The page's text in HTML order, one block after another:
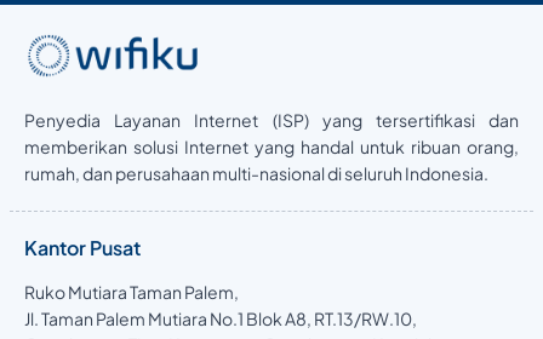
Penyedia Layanan Internet (ISP) yang tersertifikasi dan
memberikan solusi Internet yang handal untuk ribuan orang,
rumah, dan perusahaan multi-nasional di seluruh Indonesia.
Kantor Pusat
Ruko Mutiara Taman Palem,
Jl. Taman Palem Mutiara No.1 Blok A8, RT.13/RW.10,